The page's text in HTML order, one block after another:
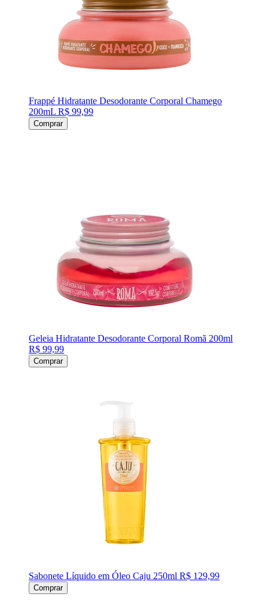
Frappé Hidratante Desodorante Corporal Chamego
200mL R$ 99,99
Comprar
Geleia Hidratante Desodorante Corporal Romã 200ml
R$ 99,99
Comprar
Sabonete Líquido em Óleo Caju 250ml R$ 129,99
Comprar